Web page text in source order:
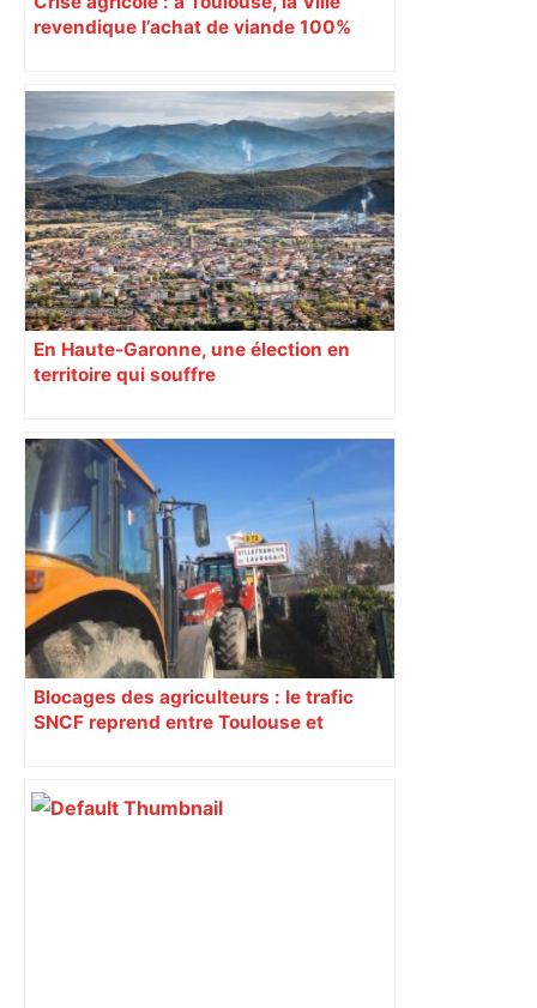
revendique l’achat de viande 100%
En Haute-Garonne, une élection en
territoire qui souffre
Blocages des agriculteurs : le trafic
SNCF reprend entre Toulouse et